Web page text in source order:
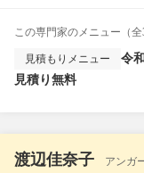
この専門家のメニュー（全
見積もりメニュー
令
見積り無料
渡辺佳奈子
アンガ